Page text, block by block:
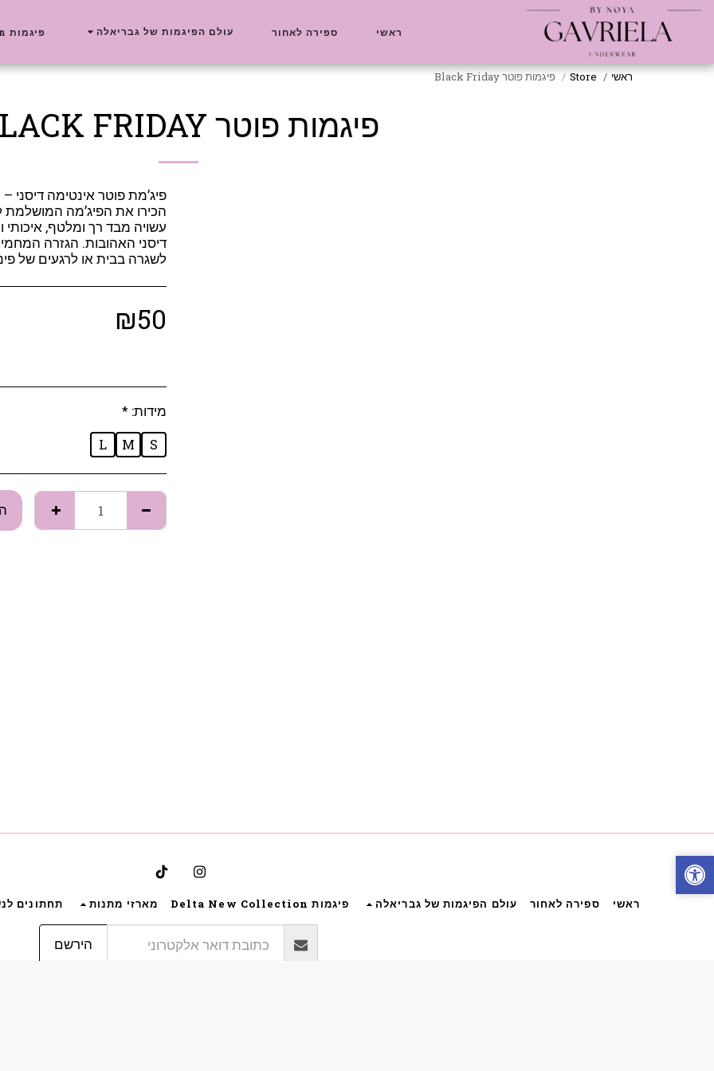
ראשי ספירה לאחור עולם הפיגמות של גבריאלה פיגמות Delta New Collection
ראשי Store פיגמות פוטר Black Friday
פיגמות פוטר BLACK FRIDAY
הכירו את הפיג’מה המושלמת
עשויה מבד רך ומלטף,
דיסני האהובות. הגזרה
לשגרה בבית או לרגעים של
₪50
מידות: *
S
M
L
ראשי ספירה לאחור עולם הפיגמות של גבריאלה פיגמות Delta New Collection מארזי מתנות תחתונים
הירשם